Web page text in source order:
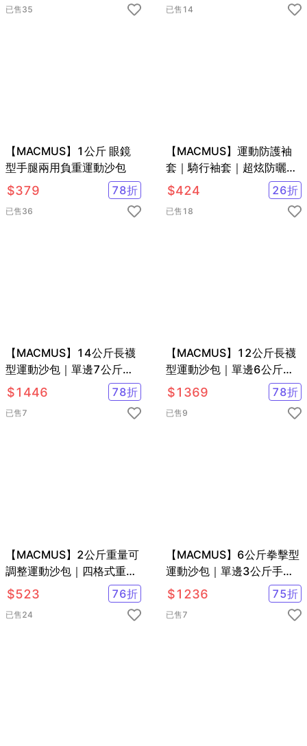
已售35 已售 14
【MACMUS】1公斤 眼鏡
型手腿兩用負重運動沙包
$379 78折
已售36
【MACMUS】運動防護袖
套｜騎行袖套｜超炫防曬袖
套
$424 26折
已售 18
【MACMUS】14公斤長襪
型運動沙包｜單邊7公斤腿
部專用負重沙袋｜適合健
走、慢跑等運動
$1446 78折
已售7
【MACMUS】12公斤長襪
型運動沙包｜單邊6公斤腿
部專用負重沙袋｜適合健
走、慢跑等運動
$1369 78折
已售9
【MACMUS】2公斤重量可
調整運動沙包｜四格式重量
可調負重沙袋｜單邊1公斤
復健沙包
$523 76折
已售24
【MACMUS】6公斤拳擊型
運動沙包｜單邊3公斤手部
用負重沙袋｜適合拳擊、散
打、自由博擊等運動
$1236 75折
已售7